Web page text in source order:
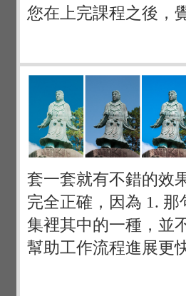
您在上完課程之後，
套一套就有不錯的效
完全正確，因為 1.
集裡其中的一種，並
幫助工作流程進展更